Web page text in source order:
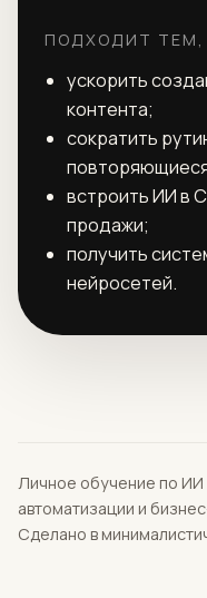
ПОДХОДИТ ТЕМ,
ускорить
контента;
сократить
встроить ИИ в
продажи;
получить
нейросетей.
Личное обучение по ИИ
автоматизации и
Сделано в